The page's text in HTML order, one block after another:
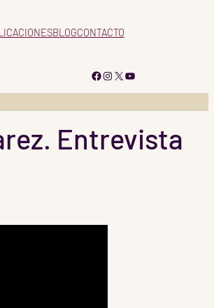
BLOGCONTACTO
Facebook
Instagram
X YouTube
Entrevista